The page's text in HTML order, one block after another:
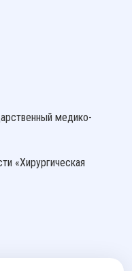
медико-
«Хирургическая